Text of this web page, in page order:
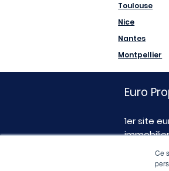
Ce
Toulouse
Nice
Nantes
Montpellier
Euro
1er site